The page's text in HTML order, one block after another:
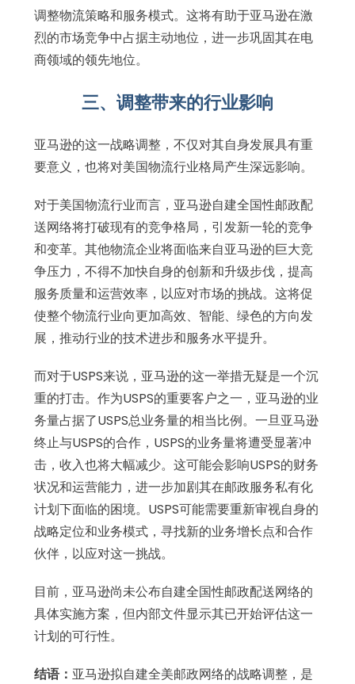
调整物流策略和服务模式。这将有助于亚马逊在激
烈的市场竞争中占据主动地位，进一步巩固其在电
商领域的领先地位。
三、调整带来的行业影响
亚马逊的这一战略调整，不仅对其自身发展具有重
要意义，也将对美国物流行业格局产生深远影响。
对于美国物流行业而言，亚马逊自建全国性邮政配
送网络将打破现有的竞争格局，引发新一轮的竞争
和变革。其他物流企业将面临来自亚马逊的巨大竞
争压力，不得不加快自身的创新和升级步伐，提高
服务质量和运营效率，以应对市场的挑战。这将促
使整个物流行业向更加高效、智能、绿色的方向发
展，推动行业的技术进步和服务水平提升。
而对于USPS来说，亚马逊的这一举措无疑是一个沉
重的打击。作为USPS的重要客户之一，亚马逊的业
务量占据了USPS总业务量的相当比例。一旦亚马逊
终止与USPS的合作，USPS的业务量将遭受显著冲
击，收入也将大幅减少。这可能会影响USPS的财务
状况和运营能力，进一步加剧其在邮政服务私有化
计划下面临的困境。USPS可能需要重新审视自身的
战略定位和业务模式，寻找新的业务增长点和合作
伙伴，以应对这一挑战。
目前，亚马逊尚未公布自建全国性邮政配送网络的
具体实施方案，但内部文件显示其已开始评估这一
计划的可行性。
结语： 亚马逊拟自建全美邮政网络的战略调整，是